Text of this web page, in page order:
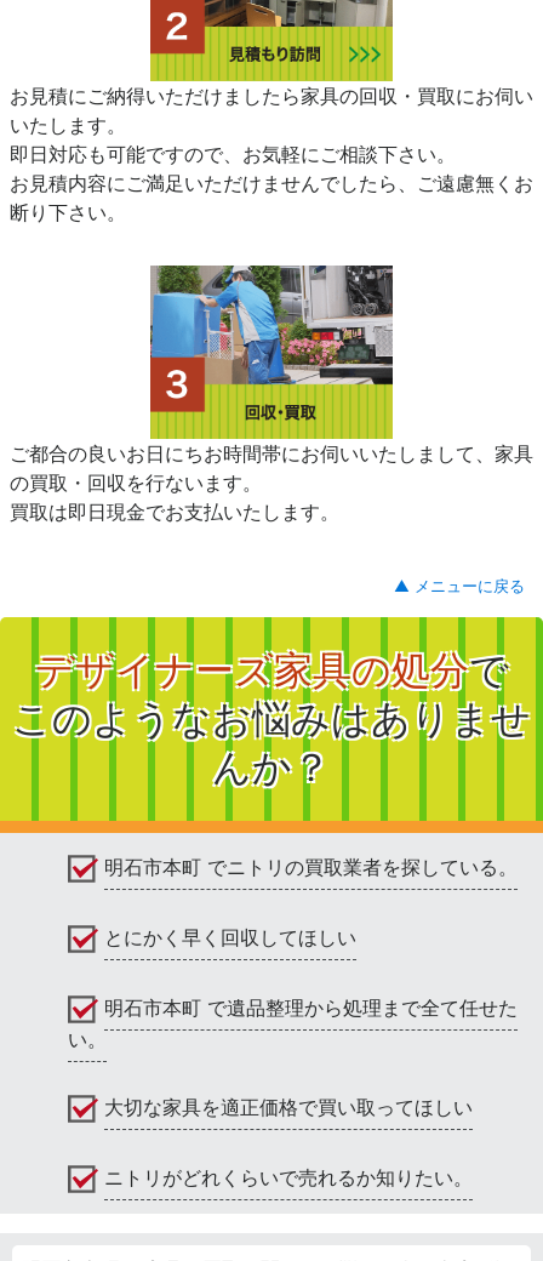
お見積にご納得いただけましたら家具の回収・買取にお伺い
いたします。
即日対応も可能ですので、お気軽にご相談下さい。
お見積内容にご満足いただけませんでしたら、ご遠慮無くお
断り下さい。
ご都合の良いお日にちお時間帯にお伺いいたしまして、家具
の買取・回収を行ないます。
買取は即日現金でお支払いたします。
▲ メニューに戻る
デザイナーズ家具の処分で
このようなお悩みはありませ
んか？
明石市本町 でニトリの買取業者を探している。
とにかく早く回収してほしい
明石市本町 で遺品整理から処理まで全て任せた
い。
大切な家具を適正価格で買い取ってほしい
ニトリがどれくらいで売れるか知りたい。